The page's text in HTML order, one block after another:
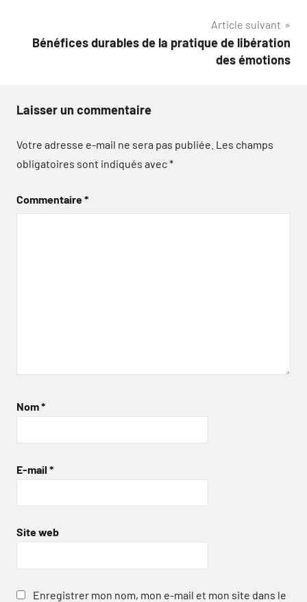
Article suivant
Bénéfices durables de la pratique de libération
des émotions
Laisser un commentaire
Votre adresse e-mail ne sera pas publiée. Les champs
obligatoires sont indiqués avec*
Commentaire*
Nom*
E-mail *
Site web
Enregistrer mon nom, mon e-mail et mon site dans le